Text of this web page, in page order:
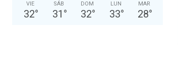
VIE
32°
SÁB
31 °
DOM
32°
LUN
33°
MAR
28°